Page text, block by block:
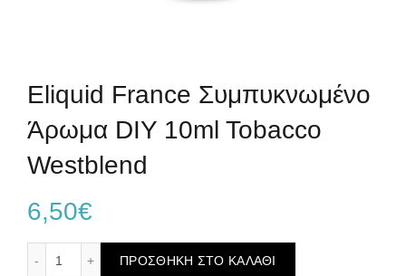
Eliquid France Συμπυκνωμένο
Άρωμα DIY 10ml Tobacco
Westblend
6,50€
ΠΡΟΣΘΉΚΗ ΣΤΟ ΚΑΛΆΘΙ